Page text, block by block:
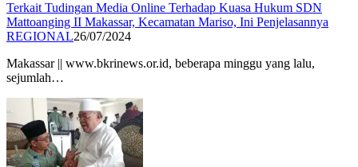
Terkait Tudingan Media Online Terhadap Kuasa Hukum SDN
Mattoanging II Makassar, Kecamatan Mariso, Ini Penjelasannya
REGIONAL26/07/2024
Makassar || www.bkrinews.or.id, beberapa minggu yang lalu,
sejumlah…